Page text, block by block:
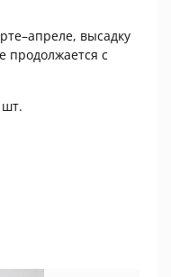
высадку
продолжается с
шт.